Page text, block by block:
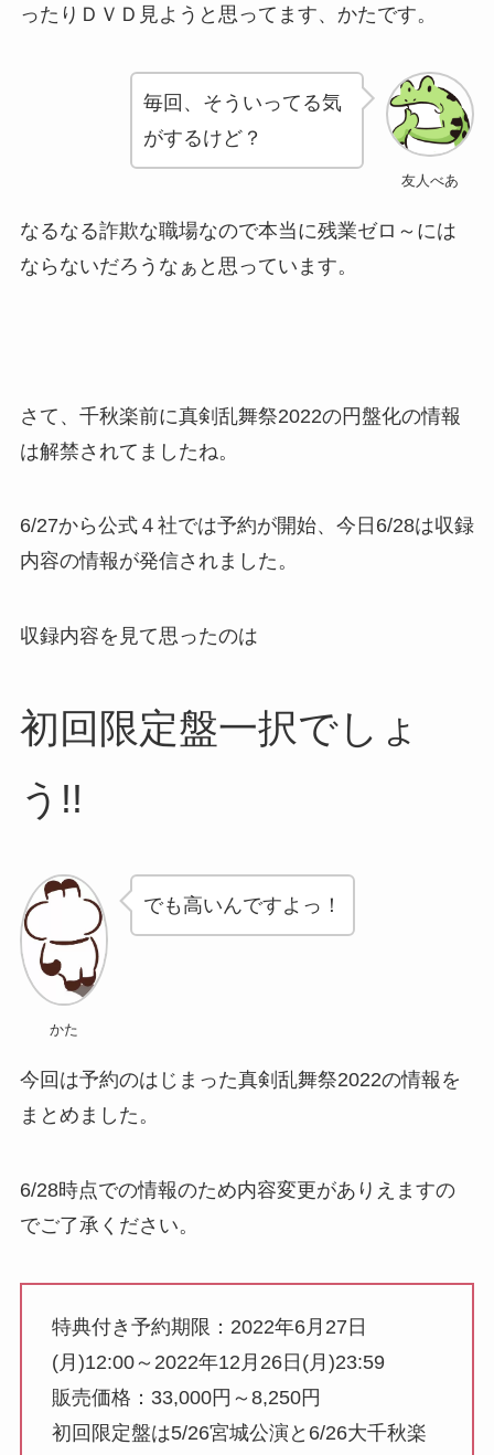
ったりＤＶＤ見ようと思ってます、かたです。
友人べあ
毎回、そういってる気
がするけど？
なるなる詐欺な職場なので本当に残業ゼロ～には
ならないだろうなぁと思っています。
さて、千秋楽前に真剣乱舞祭2022の円盤化の情報
は解禁されてましたね。
6/27から公式４社では予約が開始、今日6/28は収録
内容の情報が発信されました。
収録内容を見て思ったのは
初回限定盤一択でしょ
う!!
かた
でも高いんですよっ！
今回は予約のはじまった真剣乱舞祭2022の情報を
まとめました。
6/28時点での情報のため内容変更がありえますの
でご了承ください。
特典付き予約期限：2022年6月27日
(月)12:00～2022年12月26日(月)23:59
販売価格：33,000円～8,250円
初回限定盤は5/26宮城公演と6/26大千秋楽